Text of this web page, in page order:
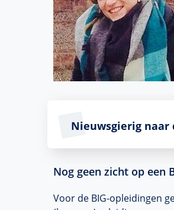
Nieuwsgierig naar
Nog geen zicht op een
Voor de BIG-opleidingen